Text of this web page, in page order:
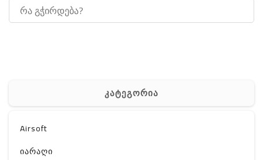
კატეგორია
Airsoft
იარაღი